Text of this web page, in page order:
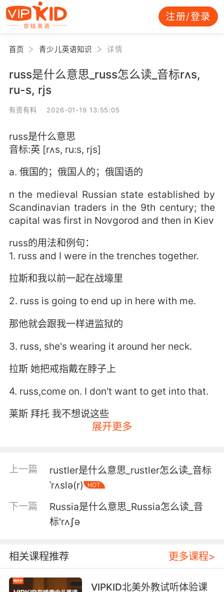
注册/登录
首页 青少儿英语知识 详情
russ是什么意思_russ怎么读_音标rʌs,
ru-s, rjs
有资有料 2026-01-19 13:55:05
russ是什么意思
音标:英 [rʌs, ru:s, rjs]
a. 俄国的；俄国人的；俄国语的
n the medieval Russian state established by
Scandinavian traders in the 9th century; the
capital was first in Novgorod and then in Kiev
russ的用法和例句：
1. russ and I were in the trenches together.
拉斯和我以前一起在战壕里
2. russ is going to end up in here with me.
那他就会跟我一样进监狱的
3. russ, she's wearing it around her neck.
拉斯 她把戒指戴在脖子上
4. russ,come on. I don't want to get into that.
莱斯 拜托 我不想说这些
拉斯 我想你知道我同意你的说法
6. russ, tomorrow, I would be happy to walk
this through with you.
罗斯 明天 我很乐意跟你详细解释下
7. russ, no, that's It's a good, sound business.
罗斯 不 这是很棒的产品
展开更多
上一篇
rustler是什么意思_rustler怎么读_音标
ˈrʌslə(r)
HOT
下一篇
Russia是什么意思_Russia怎么读_音
标'rʌʃə
相关课程推荐 更多课程>
VIPKID北美外教试听体验课